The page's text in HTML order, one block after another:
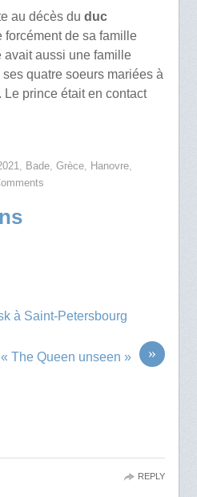
au décès du duc
forcément de sa famille
aussi une famille
quatre soeurs mariées à
prince était en contact
Bade, Grèce, Hanovre,
à Saint-Petersbourg
»
The Queen unseen »
REPLY